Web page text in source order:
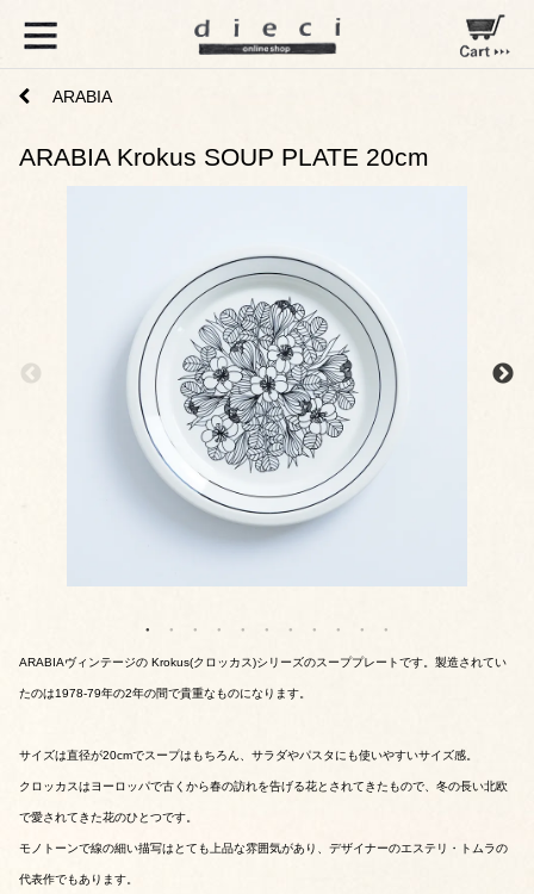
ARABIA
ARABIA Krokus SOUP PLATE 20cm
ARABIAヴィンテージの Krokus(クロッカス)シリーズのスーププレートです。製造されてい
たのは1978-79年の2年の間で貴重なものになります。
サイズは直径が20cmでスープはもちろん、サラダやパスタにも使いやすいサイズ感。
クロッカスはヨーロッパで古くから春の訪れを告げる花とされてきたもので、冬の長い北欧
で愛されてきた花のひとつです。
モノトーンで線の細い描写はとても上品な雰囲気があり、デザイナーのエステリ・トムラの
代表作でもあります。